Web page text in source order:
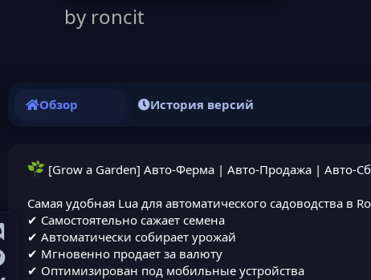
by roncit
Обзор История версий
[Grow a Garden] Авто-Ферма | Авто-Продажа | Авто-
Самая удобная Lua для автоматического садоводства в
✔ Самостоятельно сажает семена
✔ Автоматически собирает урожай
✔ Мгновенно продает за валюту
✔ Оптимизирован под мобильные устройства